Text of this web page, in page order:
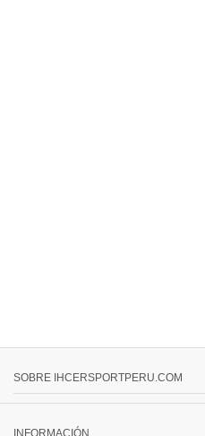
SOBRE IHCERSPORTPERU.COM
INFORMACIÓN